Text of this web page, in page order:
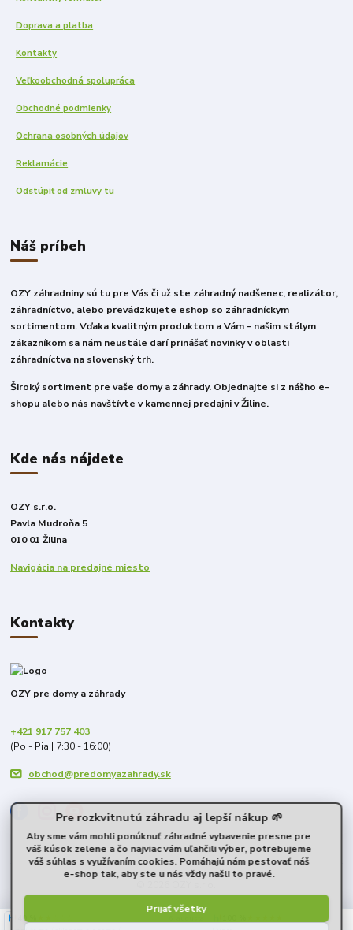
Doprava a platba
Kontakty
Veľkoobchodná spolupráca
Obchodné podmienky
Ochrana osobných údajov
Reklamácie
Odstúpiť od zmluvy tu
Náš príbeh
OZY záhradniny sú tu pre Vás či už ste záhradný nadšenec, realizátor,
záhradníctvo, alebo prevádzkujete eshop so záhradníckym
sortimentom. Vďaka kvalitným produktom a Vám - našim stálym
zákazníkom sa nám neustále darí prinášať novinky v oblasti
záhradníctva na slovenský trh.
Široký sortiment pre vaše domy a záhrady. Objednajte si z nášho e-
shopu alebo nás navštívte v kamennej predajni v Žiline.
Kde nás nájdete
OZY s.r.o.
Pavla Mudroňa 5
010 01 Žilina
Navigácia na predajné miesto
Kontakty
OZY pre domy a záhrady
+421 917 757 403
(Po - Pia | 7:30 - 16:00)
obchod@predomyazahrady.sk
Pre rozkvitnutú záhradu aj lepší nákup 🌱
Aby sme vám mohli ponúknuť záhradné vybavenie presne pre
váš kúsok zelene a čo najviac vám uľahčili výber, potrebujeme
váš súhlas s využívaním cookies. Pomáhajú nám pestovať náš
e-shop tak, aby ste u nás vždy našli to pravé.
Prijať všetky
40 %